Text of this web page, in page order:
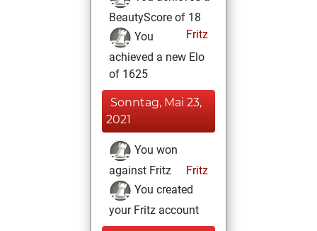
BeautyScore of 18
Fritz
You
achieved a new Elo
of 1625
Sonntag, Mai 23,
2021
You won
against Fritz
Fritz
You created
your Fritz account